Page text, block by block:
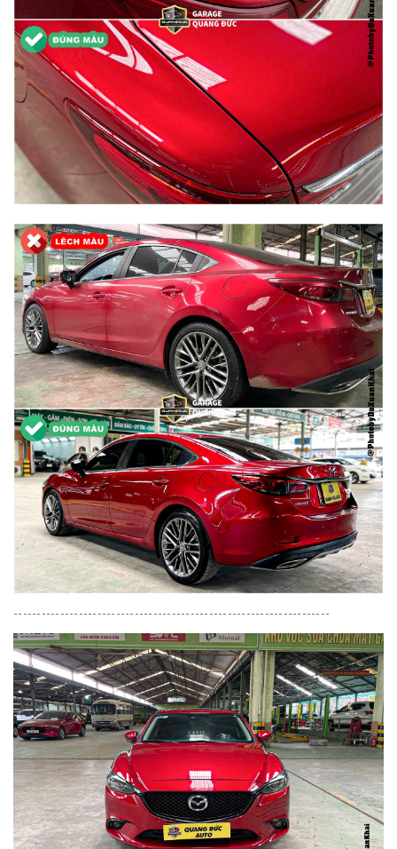
--------------------------------------------------------------------